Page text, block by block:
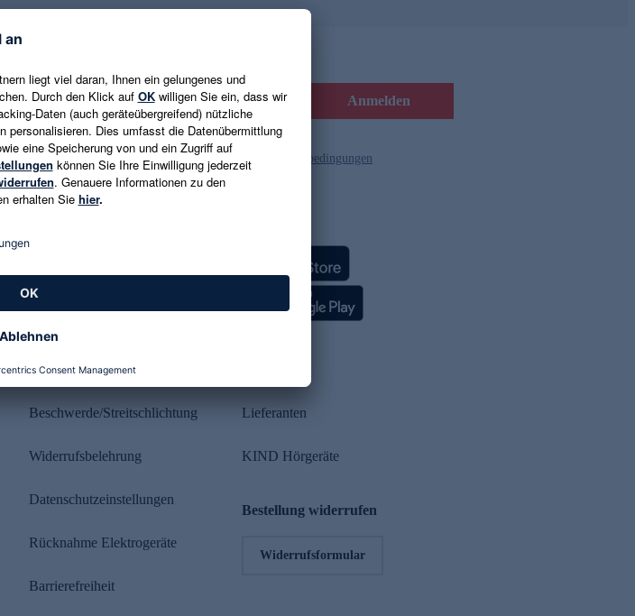
E-Mail-Adresse eingeben Anmelden
Es gelten die Datenschutzrichtlinien und die Gutscheinbedingungen
Rechtliches
Beschwerde/Streitschlichtung
Widerrufsbelehrung
Datenschutzeinstellungen
Rücknahme Elektrogeräte
Barrierefreiheit
Lieferanten
KIND Hörgeräte
Bestellung widerrufen
Widerrufsformular